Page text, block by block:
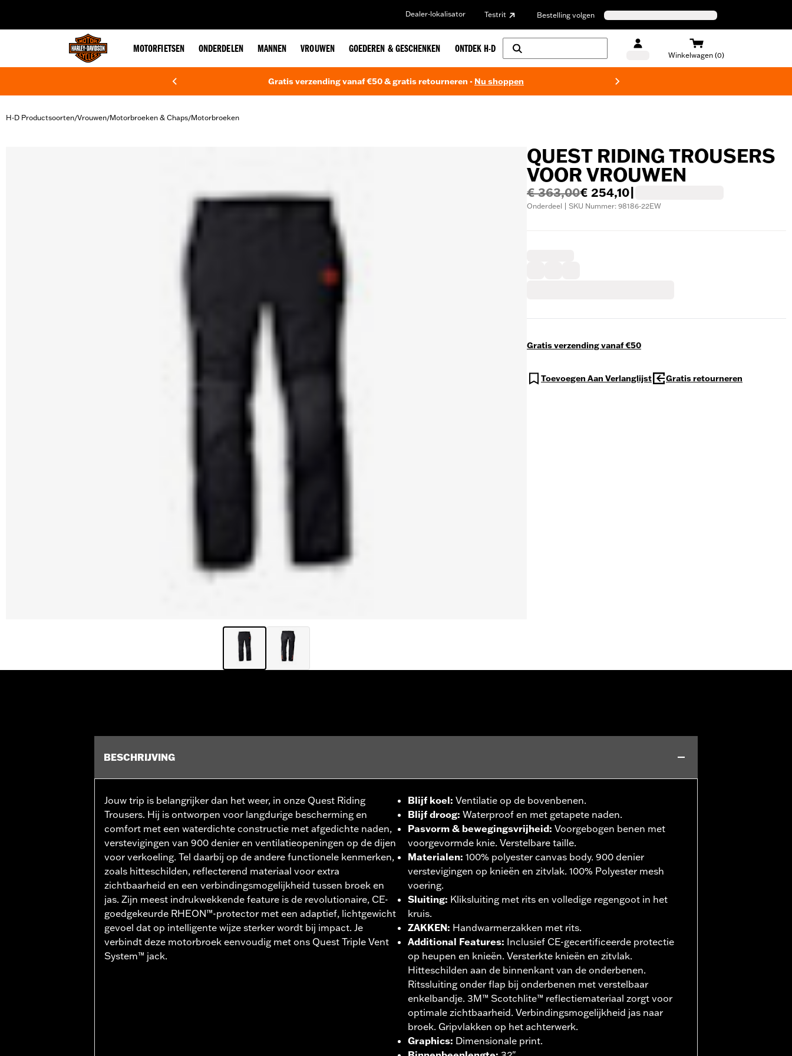
Dealer-lokalisator Testrit Bestelling volgen
MOTORFIETSEN ONDERDELEN MANNEN VROUWEN GOEDEREN & GESCHENKEN ONTDEK H-D
Winkelwagen (0)
Gratis verzending vanaf €50 & gratis retourneren - Nu shoppen
H-D Productsoorten/Vrouwen/Motorbroeken & Chaps/Motorbroeken
QUEST RIDING TROUSERS
VOOR VROUWEN
€ 363,00€ 254,10
Onderdeel | SKU Nummer: 98186-22EW
Gratis verzending vanaf €50
Toevoegen Aan Verlanglijst Gratis retourneren
BESCHRIJVING
Jouw trip is belangrijker dan het weer, in onze Quest Riding
Trousers. Hij is ontworpen voor langdurige bescherming en
comfort met een waterdichte constructie met afgedichte naden,
verstevigingen van 900 denier en ventilatieopeningen op de dijen
voor verkoeling. Tel daarbij op de andere functionele kenmerken,
zoals hitteschilden, reflecterend materiaal voor extra
zichtbaarheid en een verbindingsmogelijkheid tussen broek en
jas. Zijn meest indrukwekkende feature is de revolutionaire, CE-
goedgekeurde RHEON™-protector met een adaptief, lichtgewicht
gevoel dat op intelligente wijze sterker wordt bij impact. Je
verbindt deze motorbroek eenvoudig met ons Quest Triple Vent
System™ jack.
Blijf koel: Ventilatie op de bovenbenen.
Blijf droog: Waterproof en met getapete naden.
Pasvorm & bewegingsvrijheid: Voorgebogen benen met
voorgevormde knie. Verstelbare taille.
Materialen: 100% polyester canvas body. 900 denier
verstevigingen op knieën en zitvlak. 100% Polyester mesh
voering.
Sluiting: Kliksluiting met rits en volledige regengoot in het
kruis.
ZAKKEN: Handwarmerzakken met rits.
Additional Features: Inclusief CE-gecertificeerde protectie
op heupen en knieën. Versterkte knieën en zitvlak.
Hitteschilden aan de binnenkant van de onderbenen.
Ritssluiting onder flap bij onderbenen met verstelbaar
enkelbandje. 3M™ Scotchlite™ reflectiemateriaal zorgt voor
optimale zichtbaarheid. Verbindingsmogelijkheid jas naar
broek. Gripvlakken op het achterwerk.
Graphics: Dimensionale print.